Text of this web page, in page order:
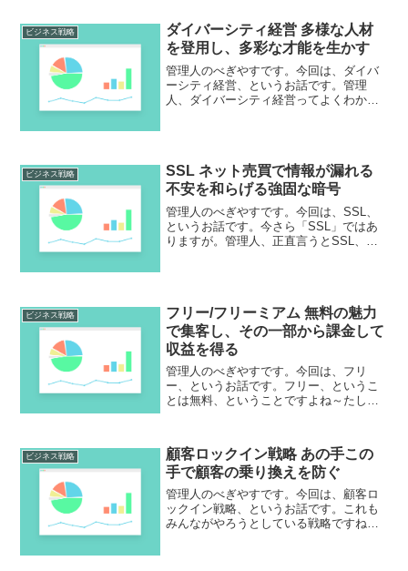
るんですね～これはかなり効果が高いん
ですが、やり方を間違えると...
ビジネス戦略
ダイバーシティ経営 多様な人材
を登用し、多彩な才能を生かす
管理人のべぎやすです。今回は、ダイバ
ーシティ経営、というお話です。管理
人、ダイバーシティ経営ってよくわから
ビジネス戦略
SSL ネット売買で情報が漏れる
不安を和らげる強固な暗号
管理人のべぎやすです。今回は、SSL、
というお話です。今さら「SSL」ではあ
りますが。管理人、正直言うとSSL、使
ビジネス戦略
フリー/フリーミアム 無料の魅力
で集客し、その一部から課金して
収益を得る
管理人のべぎやすです。今回は、フリ
ー、というお話です。フリー、というこ
とは無料、ということですよね～たし
戦略それで。管理人、無料、大好きなん
ですよね～まあ大抵の人は好き...
ビジネス戦略
顧客ロックイン戦略 あの手この
手で顧客の乗り換えを防ぐ
管理人のべぎやすです。今回は、顧客ロ
ックイン戦略、というお話です。これも
みんながやろうとしている戦略ですね。